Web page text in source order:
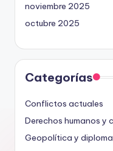
noviembre 2025
octubre 2025
Categorías
Conflictos actuales
Derechos humanos y
Geopolítica y